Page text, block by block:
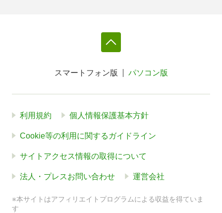
スマートフォン版 パソコン版
利用規約 個人情報保護基本方針
Cookie等の利用に関するガイドライン
サイトアクセス情報の取得について
法人・プレスお問い合わせ 運営会社
※本サイトはアフィリエイトプログラムによる収益を得ていま
す